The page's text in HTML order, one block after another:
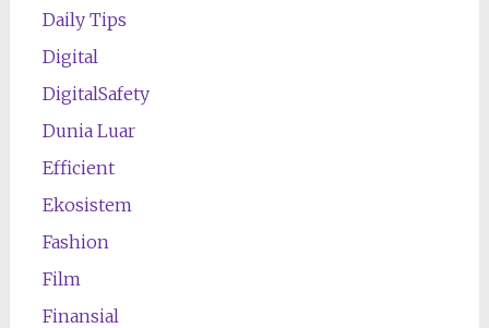
Daily Tips
Digital
DigitalSafety
Dunia Luar
Efficient
Ekosistem
Fashion
Film
Finansial